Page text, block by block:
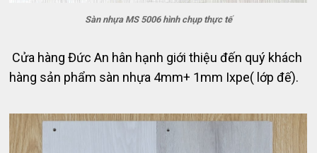
Sàn nhựa MS 5006 hình chụp thực tế
Cửa hàng Đức An hân hạnh giới thiệu đến quý khách
hàng sản phẩm sàn nhựa 4mm+ 1mm Ixpe( lớp đế).